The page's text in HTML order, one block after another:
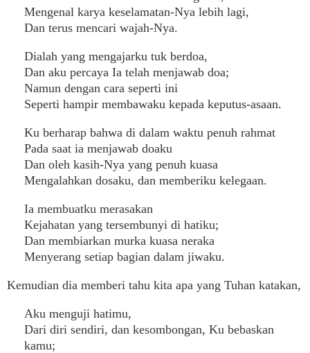
Mengenal karya keselamatan-Nya lebih lagi,
Dan terus mencari wajah-Nya.
Dialah yang mengajarku tuk berdoa,
Dan aku percaya Ia telah menjawab doa;
Namun dengan cara seperti ini
Seperti hampir membawaku kepada keputus-asaan.
Ku berharap bahwa di dalam waktu penuh rahmat
Pada saat ia menjawab doaku
Dan oleh kasih-Nya yang penuh kuasa
Mengalahkan dosaku, dan memberiku kelegaan.
Ia membuatku merasakan
Kejahatan yang tersembunyi di hatiku;
Dan membiarkan murka kuasa neraka
Menyerang setiap bagian dalam jiwaku.
Kemudian dia memberi tahu kita apa yang Tuhan katakan,
Aku menguji hatimu,
Dari diri sendiri, dan kesombongan, Ku bebaskan
kamu;